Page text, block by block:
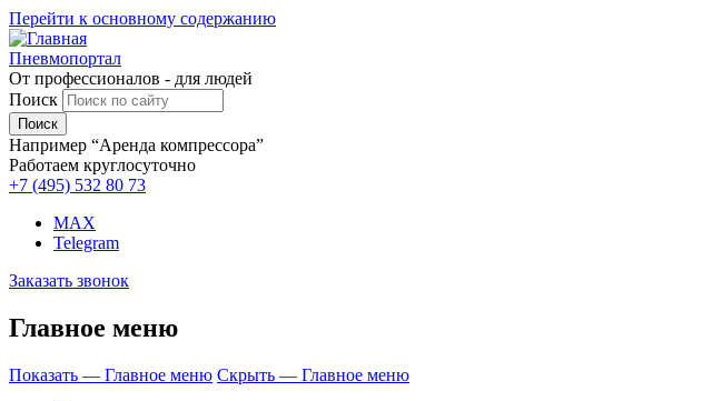
Перейти к основному содержанию
Пневмопортал
От профессионалов - для людей
Поиск
Например “Аренда компрессора”
Работаем круглосуточно
+7 (495) 532 80 73
MAX
Telegram
Заказать звонок
Главное меню
Показать — Главное меню Скрыть — Главное меню